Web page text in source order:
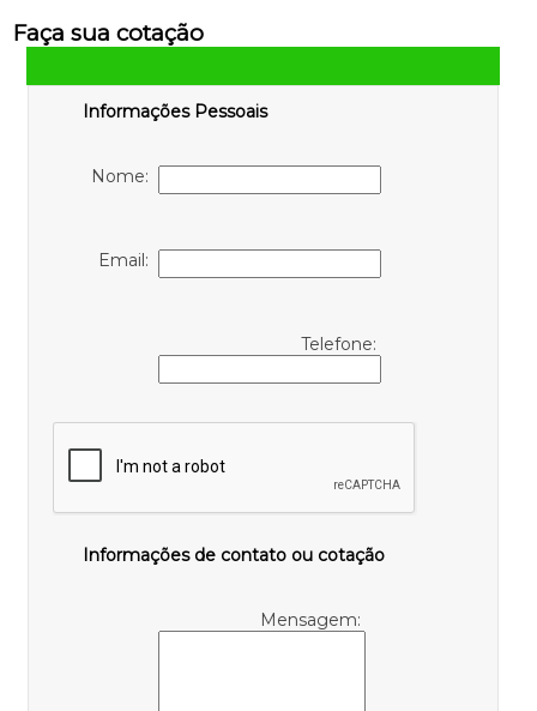
Faça sua cotação
Informações Pessoais
Nome:
Email:
Telefone:
Informações de contato ou cotação
Mensagem: